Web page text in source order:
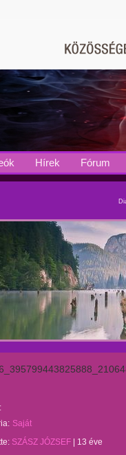
Hírek Fórum
Saját
SZÁSZ JÓZSEF
13 éve